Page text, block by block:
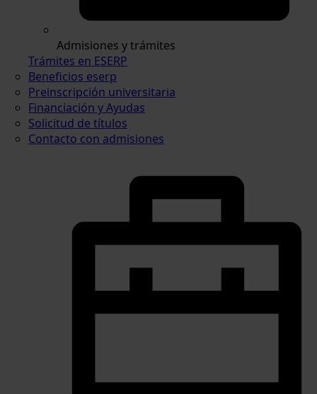
Admisiones y trámites
Trámites en ESERP
Beneficios eserp
Preinscripción universitaria
Financiación y Ayudas
Solicitud de títulos
Contacto con admisiones